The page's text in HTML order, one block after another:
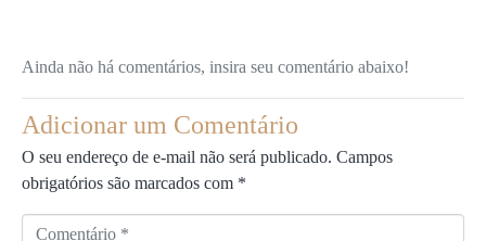
Ainda não há comentários, insira seu comentário abaixo!
Adicionar um Comentário
O seu endereço de e-mail não será publicado. Campos
obrigatórios são marcados com *